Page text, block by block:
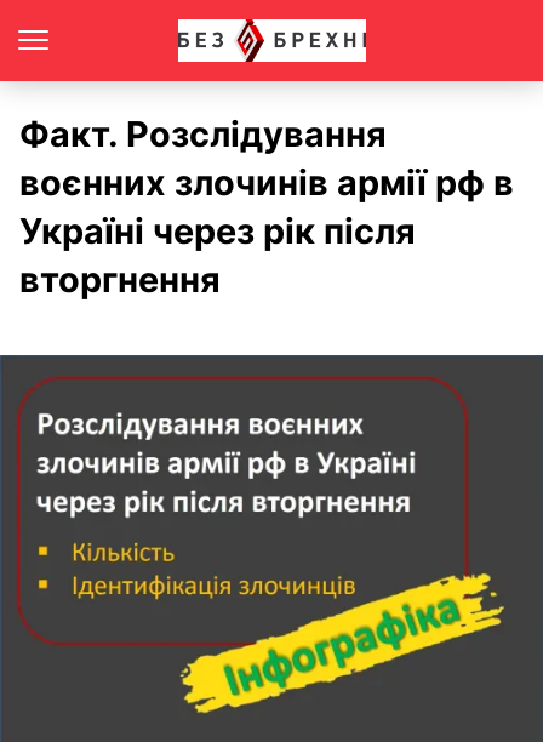
Факт. Розслідування
воєнних злочинів армії рф в
Україні через рік після
вторгнення